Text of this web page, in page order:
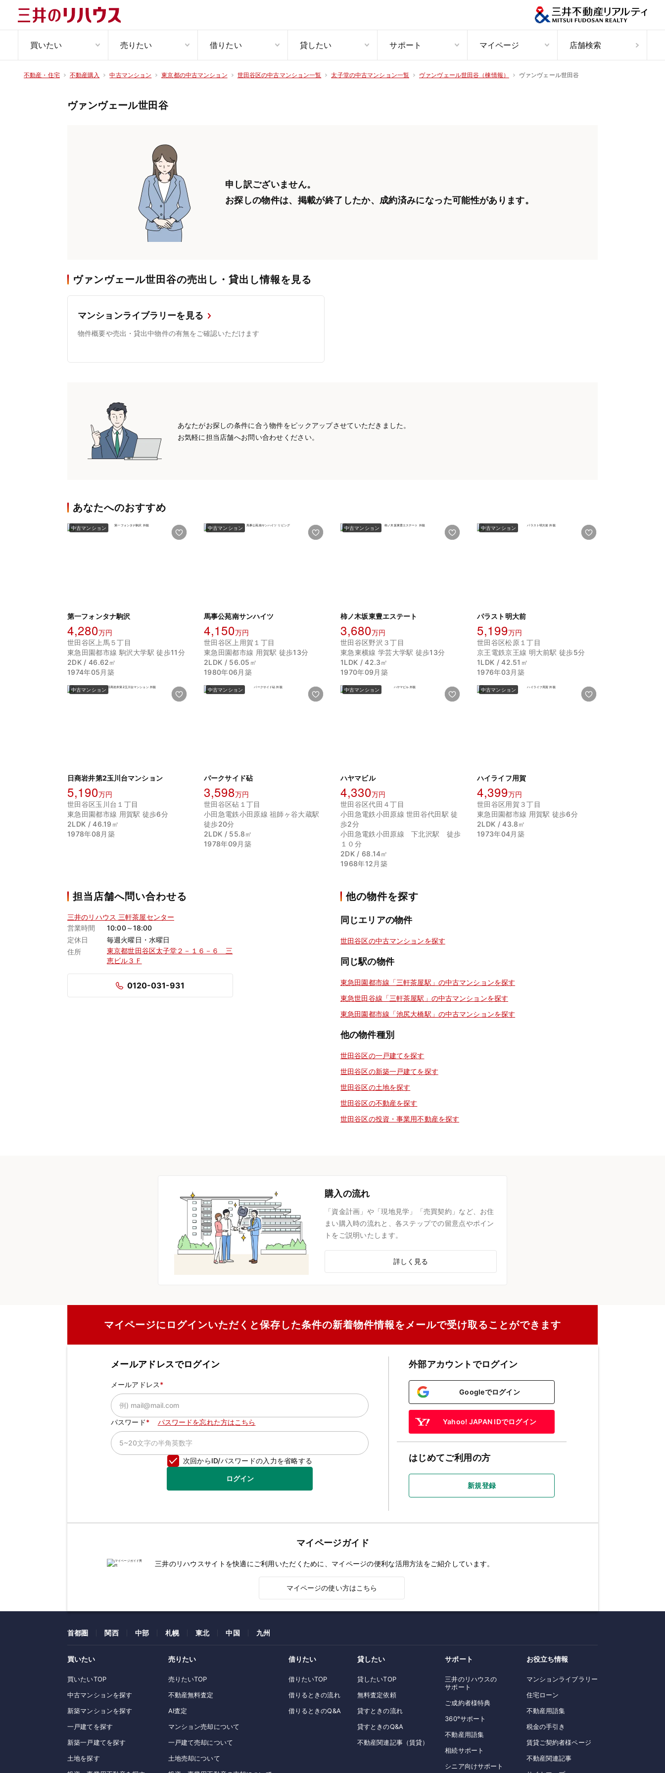
買いたい 売りたい 借りたい 貸したい サポート マイページ 店舗検索
不動産・住宅 不動産購入 中古マンション 東京都の中古マンション 世田谷区の中古マンション一覧 太子堂の中古マンション一覧 ヴァンヴェール世田谷（棟情報） ヴァンヴェール世田谷
ヴァンヴェール世田谷
申し訳ございません。
お探しの物件は、掲載が終了したか、 成約済みになった可能性があります。
ヴァンヴェール世田谷の売出し・貸出し情報を見る
マンションライブラリーを見る
物件概要や売出・貸出中物件の有無をご確認いただけます
あなたがお探しの条件に合う物件をピックアップさせていただきました。
お気軽に担当店舗へお問い合わせください。
あなたへのおすすめ
中古マンション
第一フォンタナ駒沢
4,280万円
世田谷区上馬５丁目
東急田園都市線 駒沢大学駅 徒歩11分
2DK / 46.62㎡
1974年05月築
中古マンション
馬事公苑南サンハイツ
4,150万円
世田谷区上用賀１丁目
東急田園都市線 用賀駅 徒歩13分
2LDK / 56.05㎡
1980年06月築
中古マンション
柿ノ木坂東豊エステート
3,680万円
世田谷区野沢３丁目
東急東横線 学芸大学駅 徒歩13分
1LDK / 42.3㎡
1970年09月築
中古マンション
パラスト明大前
5,199万円
世田谷区松原１丁目
京王電鉄京王線 明大前駅 徒歩5分
1LDK / 42.51㎡
1976年03月築
中古マンション
日商岩井第2玉川台マンション
5,190万円
世田谷区玉川台１丁目
東急田園都市線 用賀駅 徒歩6分
2LDK / 46.19㎡
1978年08月築
中古マンション
パークサイド砧
3,598万円
世田谷区砧１丁目
小田急電鉄小田原線 祖師ヶ谷大蔵駅
徒歩20分
2LDK / 55.8㎡
1978年09月築
中古マンション
ハヤマビル
4,330万円
世田谷区代田４丁目
小田急電鉄小田原線 世田谷代田駅 徒
歩2分
小田急電鉄小田原線 下北沢駅 徒歩
１０分
2DK / 68.14㎡
1968年12月築
中古マンション
ハイライフ用賀
4,399万円
世田谷区用賀３丁目
東急田園都市線 用賀駅 徒歩6分
2LDK / 43.8㎡
1973年04月築
担当店舗へ問い合わせる
三井のリハウス 三軒茶屋センター
営業時間
10:00～18:00
定休日
毎週火曜日・水曜日
住所
東京都世田谷区太子堂２－１６－６ 三
恵ビル３Ｆ
0120-031-931
他の物件を探す
同じエリアの物件
世田谷区の中古マンションを探す
同じ駅の物件
東急田園都市線「三軒茶屋駅」の中古マンションを探す
東急世田谷線「三軒茶屋駅」の中古マンションを探す
東急田園都市線「池尻大橋駅」の中古マンションを探す
他の物件種別
世田谷区の一戸建てを探す
世田谷区の新築一戸建てを探す
世田谷区の土地を探す
世田谷区の不動産を探す
世田谷区の投資・事業用不動産を探す
購入の流れ
「資金計画」や「現地見学」「売買契約」など、お住
まい購入時の流れと、各ステップでの留意点やポイン
トをご説明いたします。
詳しく見る
マイページにログインいただくと保存した条件の新着物件情報をメールで受け取ることができます
メールアドレスでログイン
メールアドレス
パスワード パスワードを忘れた方はこちら
次回からID/パスワードの入力を省略する
ログイン
外部アカウントでログイン
Googleでログイン
Yahoo! JAPAN IDでログイン
はじめてご利用の方
新規登録
マイページガイド
三井のリハウスサイトを快適にご利用いただくために、マイページの便利な活用方法をご紹介しています。
マイページの使い方はこちら
首都圏 関西 中部 札幌 東北 中国 九州
買いたい
買いたいTOP
中古マンションを探す
新築マンションを探す
一戸建てを探す
新築一戸建てを探す
土地を探す
売りたい
売りたいTOP
不動産無料査定
AI査定
マンション売却について
一戸建て売却について
土地売却について
借りたい
借りたいTOP
借りるときの流れ
借りるときのQ&A
貸したい
貸したいTOP
無料査定依頼
貸すときの流れ
貸すときのQ&A
不動産関連記事（賃貸）
サポート
三井のリハウスの
サポート
ご成約者様特典
360°サポート
不動産用語集
相続サポート
シニア向けサポート
お役立ち情報
マンションライブラリー
住宅ローン
不動産用語集
税金の手引き
賃貸ご契約者様ページ
不動産関連記事